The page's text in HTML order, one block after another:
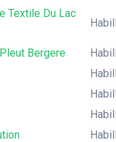
Textile Du Lac
Bergere